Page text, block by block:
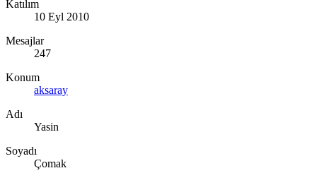
Katılım
10 Eyl 2010
Mesajlar
247
Konum
aksaray
Adı
Yasin
Soyadı
Çomak